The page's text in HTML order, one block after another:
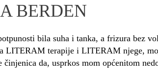
BERDEN
bila suha i tanka, a frizura bez
LITERAM terapije i LITERAM njege,
da, usprkos mom općenitom